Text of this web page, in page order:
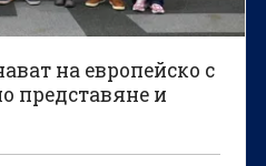
на европейско с
представяне и